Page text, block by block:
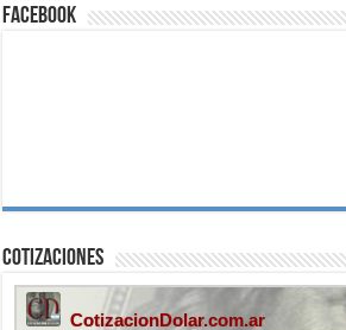
Facebook
Cotizaciones